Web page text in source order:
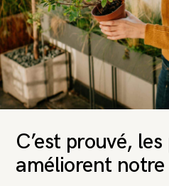
C’est prouvé,
améliorent